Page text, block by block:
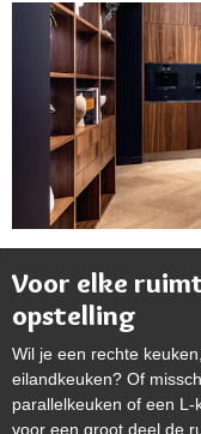
Voor elke
opstelling
Wil je een rechte
eilandkeuken? Of
parallelkeuken of een
voor een groot deel de